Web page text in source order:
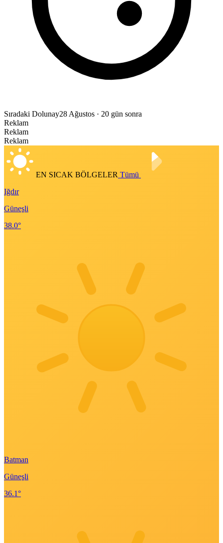
Sıradaki Dolunay28 Ağustos · 20 gün sonra
Reklam
Reklam
Reklam
EN SICAK BÖLGELER Tümü
Iğdır
Güneşli
38.0°
Batman
Güneşli
36.1°